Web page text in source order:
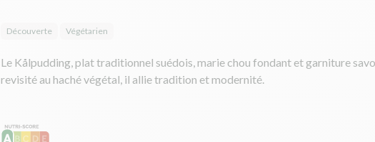
Découverte Végétarien
Le Kålpudding, plat traditionnel suédois, marie chou fondant et garniture
revisité au haché végétal, il allie tradition et modernité.